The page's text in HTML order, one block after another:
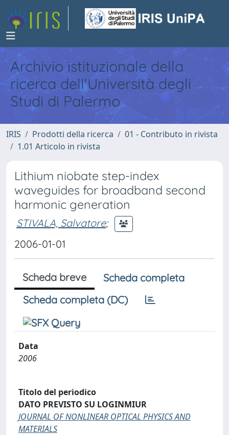
Archivio istituzionale della
ricerca dell'Università degli
Studi di Palermo
IRIS Prodotti della ricerca
01 - Contributo in rivista
1.01 Articolo in rivista
Lithium niobate step-index
waveguides for broadband second
harmonic generation
STIVALA, Salvatore;
2006-01-01
Scheda breve
Scheda completa
Scheda completa (DC)
Data
2006
Titolo del periodico
DATO PREVISTO SU LOGINMIUR
JOURNAL OF NONLINEAR OPTICAL PHYSICS AND
MATERIALS